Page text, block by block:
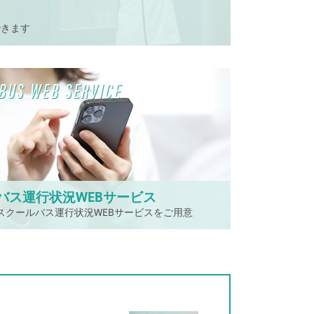
ます
ス運行状況WEBサービス
クールバス運行状況WEBサービスをご用意
WEB SERVICE